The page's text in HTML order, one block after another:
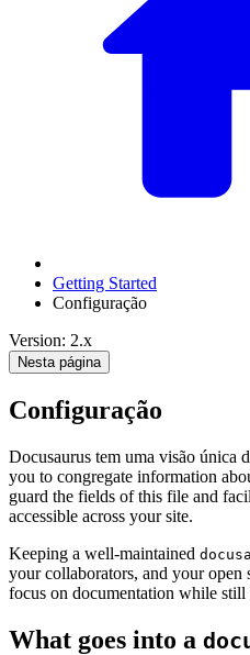
Getting Started
Configuração
Version: 2.x
Nesta página
Configuração
Docusaurus tem uma visão única
you to congregate information
guard the fields of this file and
accessible across your site.
Keeping a well-maintained
your collaborators, and your open
focus on documentation while still
What goes into a